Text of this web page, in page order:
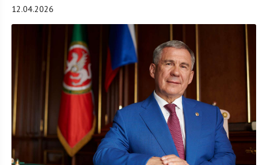
12.04.2026